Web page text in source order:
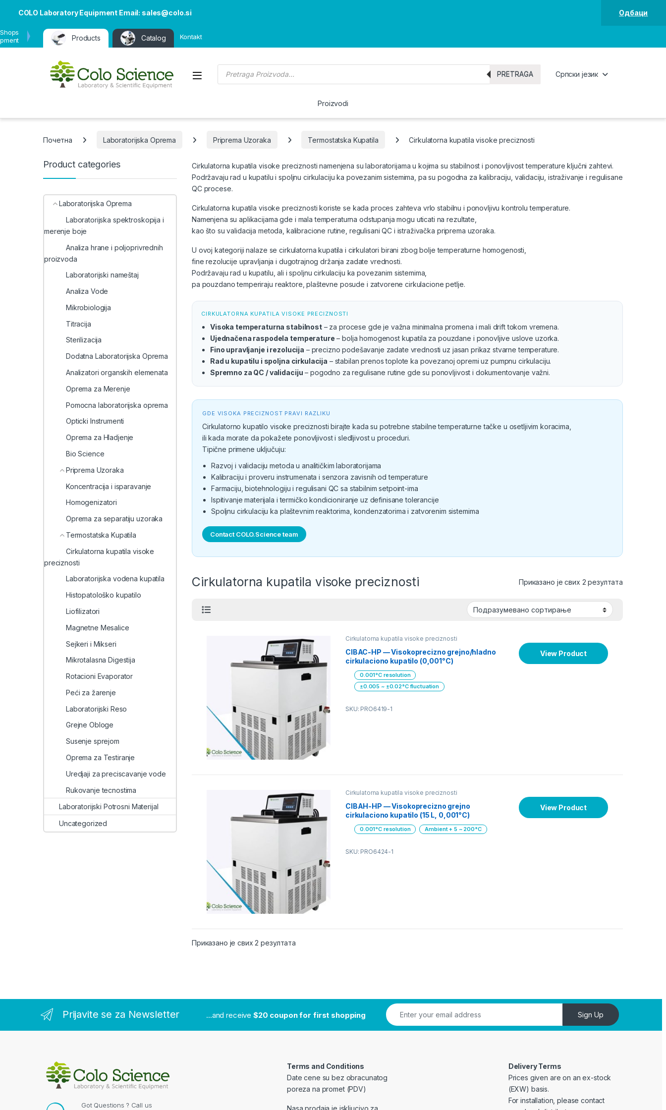
COLO Laboratory Equipment Email: sales@colo.si Одбаци
Products Catalog Kontakt
Open
Products search
PRETRAGA Српски језик
Proizvodi
Почетна Laboratorijska Oprema Priprema Uzoraka Termostatska Kupatila Cirkulatorna kupatila visoke preciznosti
Cirkulatorna kupatila visoke preciznosti namenjena su laboratorijama u kojima su stabilnost i ponovljivost temperature ključni zahtevi.
Podržavaju rad u kupatilu i spoljnu cirkulaciju ka povezanim sistemima, pa su pogodna za kalibraciju, validaciju, istraživanje i regulisane
QC procese.
Cirkulatorna kupatila visoke preciznosti koriste se kada proces zahteva vrlo stabilnu i ponovljivu kontrolu temperature.
Namenjena su aplikacijama gde i mala temperaturna odstupanja mogu uticati na rezultate,
kao što su validacija metoda, kalibracione rutine, regulisani QC i istraživačka priprema uzoraka.
U ovoj kategoriji nalaze se cirkulatorna kupatila i cirkulatori birani zbog bolje temperaturne homogenosti,
fine rezolucije upravljanja i dugotrajnog držanja zadate vrednosti.
Podržavaju rad u kupatilu, ali i spoljnu cirkulaciju ka povezanim sistemima,
pa pouzdano temperiraju reaktore, plaštevne posude i zatvorene cirkulacione petlje.
CIRKULATORNA KUPATILA VISOKE PRECIZNOSTI
Visoka temperaturna stabilnost– za procese gde je važna minimalna promena i mali drift tokom vremena.
Ujednačena raspodela temperature – bolja homogenost kupatila za pouzdane i ponovljive uslove uzorka.
Fino upravljanje i rezolucija – precizno podešavanje zadate vrednosti uz jasan prikaz stvarne temperature.
Rad u kupatilu i spoljna cirkulacija – stabilan prenos toplote ka povezanoj opremi uz pumpnu cirkulaciju.
Spremno za QC / validaciju – pogodno za regulisane rutine gde su ponovljivost i dokumentovanje važni.
GDE VISOKA PRECIZNOST PRAVI RAZLIKU
Cirkulatorno kupatilo visoke preciznosti birajte kada su potrebne stabilne temperaturne tačke u osetljivim koracima,
ili kada morate da pokažete ponovljivost i sledljivost u proceduri.
Tipične primene uključuju:
Razvoj i validaciju metoda u analitičkim laboratorijama
Kalibraciju i proveru instrumenata i senzora zavisnih od temperature
Farmaciju, biotehnologiju i regulisani QC sa stabilnim setpoint-ima
Ispitivanje materijala i termičko kondicioniranje uz definisane tolerancije
Spoljnu cirkulaciju ka plaštevnim reaktorima, kondenzatorima i zatvorenim sistemima
Contact COLO.Science team
Cirkulatorna kupatila visoke preciznosti Приказано је свих 2 резултата
Cirkulatorna kupatila visoke preciznosti
CIBAC-HP — Visokoprecizno grejno/hladno
cirkulaciono kupatilo (0,001°C)
0.001°C resolution
±0.005 ~ ±0.02°C fluctuation
SKU: PRO6419-1
View Product
Cirkulatorna kupatila visoke preciznosti
CIBAH-HP — Visokoprecizno grejno
cirkulaciono kupatilo (15 L, 0,001°C)
0.001°C resolution Ambient + 5 ~ 200°C
SKU: PRO6424-1
View Product
Приказано је свих 2 резултата
Product categories
Laboratorijska Oprema
Laboratorijska spektroskopija i
merenje boje
Analiza hrane i poljoprivrednih
proizvoda
Laboratorijski nameštaj
Analiza Vode
Mikrobiologija
Titracija
Sterilizacija
Dodatna Laboratorijska Oprema
Analizatori organskih elemenata
Oprema za Merenje
Pomocna laboratorijska oprema
Opticki Instrumenti
Oprema za Hladjenje
Bio Science
Priprema Uzoraka
Koncentracija i isparavanje
Homogenizatori
Oprema za separatiju uzoraka
Termostatska Kupatila
Cirkulatorna kupatila visoke
preciznosti
Laboratorijska vodena kupatila
Histopatološko kupatilo
Liofilizatori
Magnetne Mesalice
Sejkeri i Mikseri
Mikrotalasna Digestija
Rotacioni Evaporator
Peći za žarenje
Laboratorijski Reso
Grejne Obloge
Susenje sprejom
Oprema za Testiranje
Uredjaji za preciscavanje vode
Rukovanje tecnostima
Laboratorijski Potrosni Materijal
Uncategorized
Prijavite se za Newsletter ...and receive$20 coupon for first shopping Sign Up
Got Questions ? Call us
Terms and Conditions
Date cene su bez obracunatog
poreza na promet (PDV)
Delivery Terms
Prices given are on an ex-stock
(EXW) basis.
For installation, please contact